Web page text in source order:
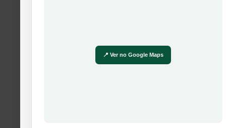
📍 Ver no Google Maps